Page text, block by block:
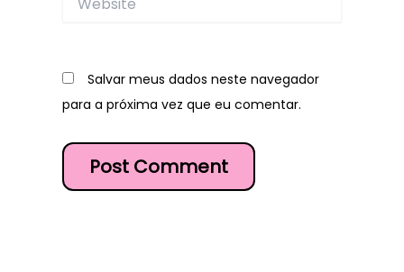
Salvar meus dados neste navegador
para a próxima vez que eu comentar.